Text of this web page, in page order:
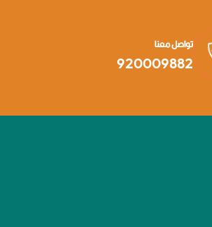
تواصل معنا
920009882